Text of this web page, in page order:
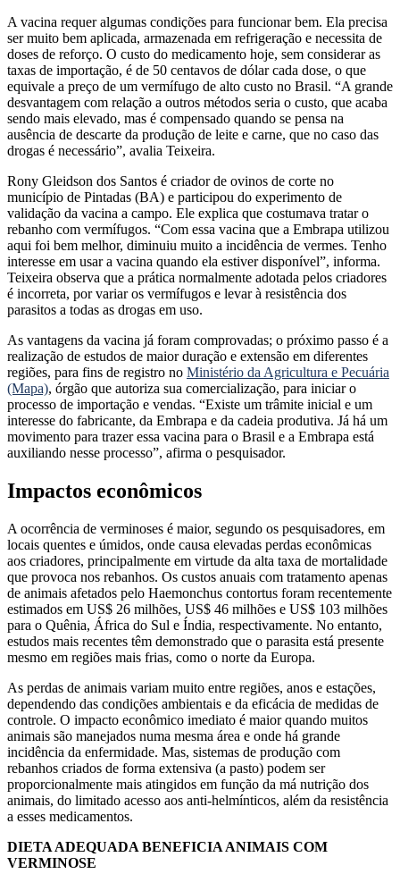
A vacina requer algumas condições para funcionar bem. Ela precisa
ser muito bem aplicada, armazenada em refrigeração e necessita de
doses de reforço. O custo do medicamento hoje, sem considerar as
taxas de importação, é de 50 centavos de dólar cada dose, o que
equivale a preço de um vermífugo de alto custo no Brasil. “A grande
desvantagem com relação a outros métodos seria o custo, que acaba
sendo mais elevado, mas é compensado quando se pensa na
ausência de descarte da produção de leite e carne, que no caso das
drogas é necessário”, avalia Teixeira.
Rony Gleidson dos Santos é criador de ovinos de corte no
município de Pintadas (BA) e participou do experimento de
validação da vacina a campo. Ele explica que costumava tratar o
rebanho com vermífugos. “Com essa vacina que a Embrapa utilizou
aqui foi bem melhor, diminuiu muito a incidência de vermes. Tenho
interesse em usar a vacina quando ela estiver disponível”, informa.
Teixeira observa que a prática normalmente adotada pelos criadores
é incorreta, por variar os vermífugos e levar à resistência dos
parasitos a todas as drogas em uso.
As vantagens da vacina já foram comprovadas; o próximo passo é a
realização de estudos de maior duração e extensão em diferentes
regiões, para fins de registro no Ministério da Agricultura e Pecuária
(Mapa), órgão que autoriza sua comercialização, para iniciar o
processo de importação e vendas. “Existe um trâmite inicial e um
interesse do fabricante, da Embrapa e da cadeia produtiva. Já há um
movimento para trazer essa vacina para o Brasil e a Embrapa está
auxiliando nesse processo”, afirma o pesquisador.
Impactos econômicos
A ocorrência de verminoses é maior, segundo os pesquisadores, em
locais quentes e úmidos, onde causa elevadas perdas econômicas
aos criadores, principalmente em virtude da alta taxa de mortalidade
que provoca nos rebanhos. Os custos anuais com tratamento apenas
de animais afetados pelo Haemonchus contortus foram recentemente
estimados em US$ 26 milhões, US$ 46 milhões e US$ 103 milhões
para o Quênia, África do Sul e Índia, respectivamente. No entanto,
estudos mais recentes têm demonstrado que o parasita está presente
mesmo em regiões mais frias, como o norte da Europa.
As perdas de animais variam muito entre regiões, anos e estações,
dependendo das condições ambientais e da eficácia de medidas de
controle. O impacto econômico imediato é maior quando muitos
animais são manejados numa mesma área e onde há grande
incidência da enfermidade. Mas, sistemas de produção com
rebanhos criados de forma extensiva (a pasto) podem ser
proporcionalmente mais atingidos em função da má nutrição dos
animais, do limitado acesso aos anti-helmínticos, além da resistência
a esses medicamentos.
DIETA ADEQUADA BENEFICIA ANIMAIS COM
VERMINOSE